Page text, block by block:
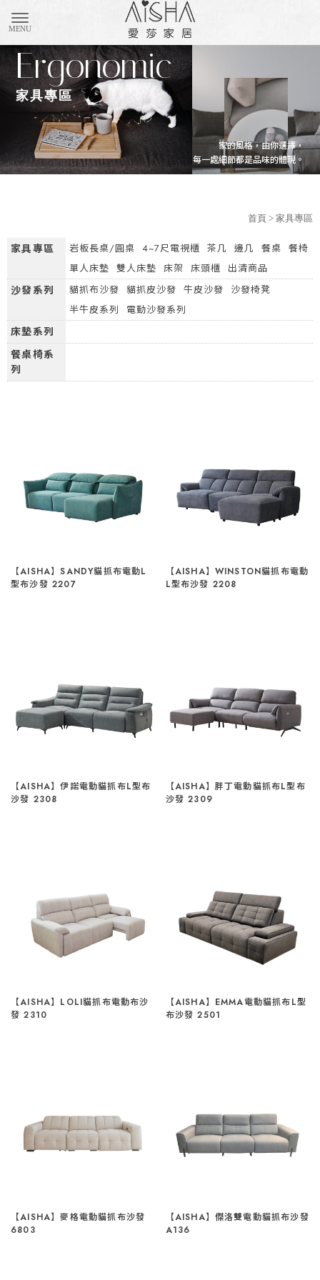
購物車(0) 匯款通知
家具專區
首頁 > 家具專區
家具專區 岩板長桌/圓桌 4~7尺電視櫃 茶几 邊几 餐桌 餐椅
單人床墊 雙人床墊 床架 床頭櫃 出清商品
沙發系列 貓抓布沙發 貓抓皮沙發 牛皮沙發
沙發椅凳
半牛皮系列
電動沙發系列
床墊系列
餐桌椅系
列
【AISHA】SANDY貓抓布電動L
型布沙發 2207
【AISHA】WINSTON貓抓布電動
L型布沙發 2208
【AISHA】伊諾電動貓抓布L型布
沙發 2308
【AISHA】胖丁電動貓抓布L型布
沙發 2309
【AISHA】LOLI貓抓布電動布沙
發 2310
【AISHA】EMMA電動貓抓布L型
布沙發 2501
【AISHA】麥格電動貓抓布沙發
6803
【AISHA】傑洛雙電動貓抓布沙發
A136